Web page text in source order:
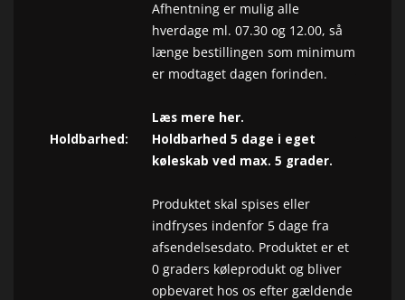
Afhentning er mulig alle
hverdage ml. 07.30 og 12.00, så
længe bestillingen som minimum
er modtaget dagen forinden.
Læs mere her.
Holdbarhed:
Holdbarhed 5 dage i eget
køleskab ved max. 5 grader.
Produktet skal spises eller
indfryses indenfor 5 dage fra
afsendelsesdato. Produktet er et
0 graders køleprodukt og bliver
opbevaret hos os efter gældende